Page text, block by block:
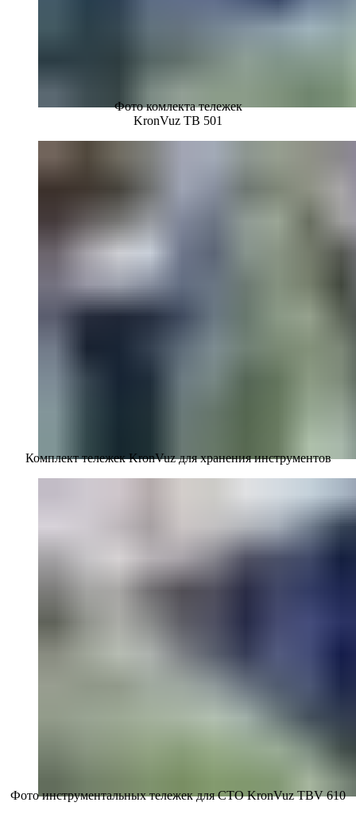
Фото комлекта тележек
KronVuz TB 501
Комплект тележек KronVuz для хранения инструментов
Фото инструментальных тележек для СТО KronVuz TBV 610